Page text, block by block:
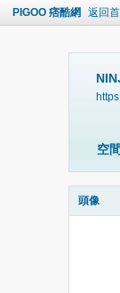
PIGOO 痞酷網 返回
空
頭像